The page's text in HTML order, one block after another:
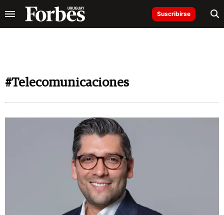
Suscribirse
#Telecomunicaciones